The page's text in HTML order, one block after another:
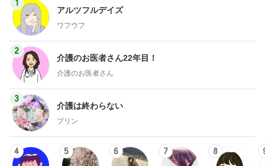
1
アルツフルデイズ
ワフウフ
2
介護のお医者さん22年目！
介護のお医者さん
3
介護は終わらない
プリン
4 5 6 7 8